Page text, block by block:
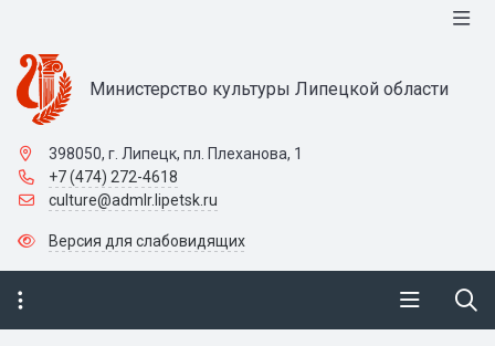
Министерство культуры Липецкой области
398050, г. Липецк, пл. Плеханова, 1
+7 (474) 272-4618
culture@admlr.lipetsk.ru
Версия для слабовидящих